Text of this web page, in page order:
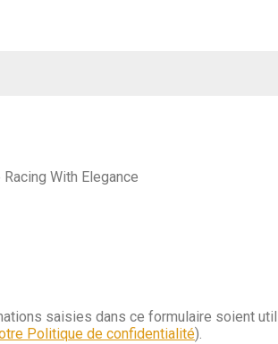
With Elegance
saisies dans ce formulaire soient
Politique de confidentialité).